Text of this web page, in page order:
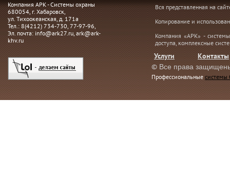
Компания АРК - Системы охраны
680054, г. Хабаровск,
ул. Тихоокеанская, д. 171а
Тел.: 8(4212) 734-730, 77-97-96,
Эл. почта: info@ark27.ru, ark@ark-
khv.ru
Вся представленная на
Копирование и
Компания «АРК» -
доступа, комплексные
Услуги
Контакты
© Все права
Профессиональные системы